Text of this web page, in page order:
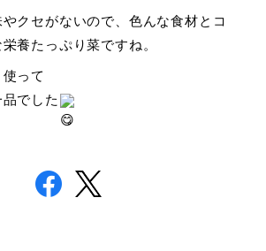
クセがないので、色んな食材とコ
養たっぷり菜ですね。
って
でした